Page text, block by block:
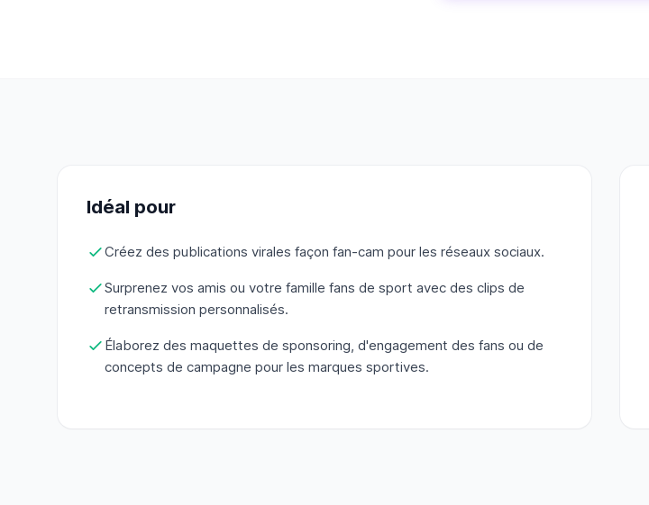
Idéal pour
Créez des publications virales façon fan-cam pour les réseaux sociaux.
Surprenez vos amis ou votre famille fans de sport avec des clips de
retransmission personnalisés.
Élaborez des maquettes de sponsoring, d'engagement des fans ou de
concepts de campagne pour les marques sportives.